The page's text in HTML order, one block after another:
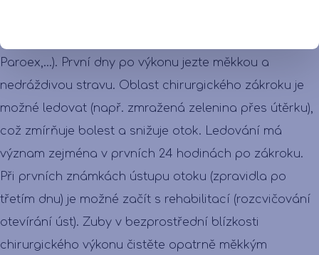
Paroex,...). První dny po výkonu jezte měkkou a
nedráždivou stravu. Oblast chirurgického zákroku je
možné ledovat (např. zmražená zelenina přes útěrku),
což zmírňuje bolest a snižuje otok. Ledování má
význam zejména v prvních 24 hodinách po zákroku.
Při prvních známkách ústupu otoku (zpravidla po
třetím dnu) je možné začít s rehabilitací (rozcvičování
otevírání úst). Zuby v bezprostřední blízkosti
chirurgického výkonu čistěte opatrně měkkým